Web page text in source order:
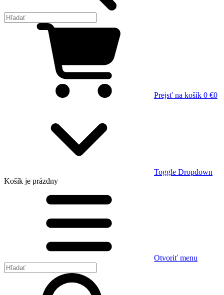
Prejsť na košík 0 €0
Toggle Dropdown
Košík je prázdny
Otvoriť menu